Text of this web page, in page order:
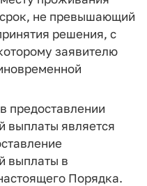
не превышающий
решения, с
заявителю
предоставлении
выплаты является
выплаты в
Порядка.